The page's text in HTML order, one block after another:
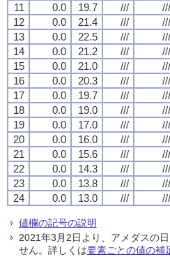
11
0.0 19.7 /// ///
12
0.0 21.4 /// ///
13
0.0 22.5 /// ///
14
0.0 21.2 /// ///
15
0.0 21.0 /// ///
16
0.0 20.3 /// ///
17
0.0 19.7 /// ///
18
0.0 19.0 /// ///
19
0.0 17.0 /// ///
20
0.0 16.0 /// ///
21
0.0 15.6 /// ///
22
0.0 14.3 /// ///
23
0.0 13.8 /// ///
24
0.0 13.0 /// ///
値欄の記号の説明
2021年3月2日より、アメダスの
せん。詳しくは要素ごとの値の補